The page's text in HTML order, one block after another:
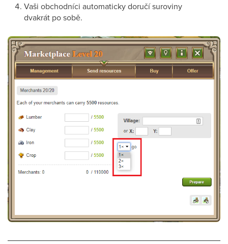
Vaši obchodníci automaticky doručí suroviny
dvakrát po sobě.